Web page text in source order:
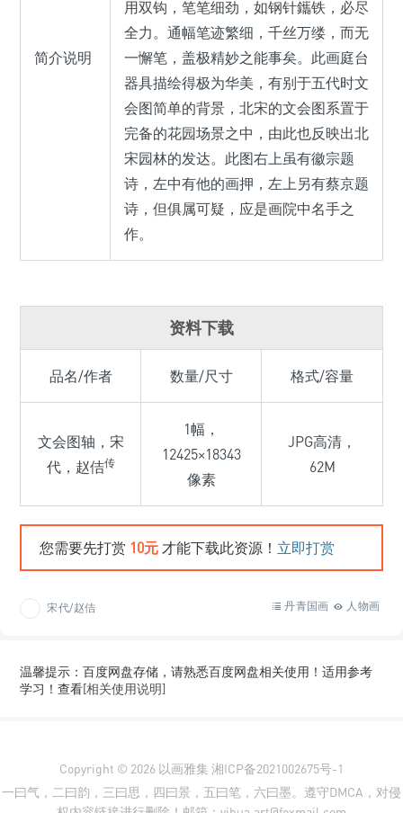
简介说明
用双钩，笔笔细劲，如钢针鑴铁，必尽
全力。通幅笔迹繁细，千丝万缕，而无
一懈笔，盖极精妙之能事矣。此画庭台
器具描绘得极为华美，有别于五代时文
会图简单的背景，北宋的文会图系置于
完备的花园场景之中，由此也反映出北
宋园林的发达。此图右上虽有徽宗题
诗，左中有他的画押，左上另有蔡京题
诗，但俱属可疑，应是画院中名手之
作。
资料下载
品名/作者 数量/尺寸 格式/容量
文会图轴，宋
代，赵佶传
1幅，
12425×18343
像素
JPG高清，
62M
您需要先打赏 10元 才能下载此资源！ 立即打赏
宋代/赵佶 人物画
丹青国画
温馨提示：百度网盘存储，请熟悉百度网盘相关使用！适用参考
学习！查看[相关使用说明]
Copyright © 2026 以画雅集 湘ICP备2021002675号-1
一曰气，二曰韵，三曰思，四曰景，五曰笔，六曰墨。遵守DMCA，对侵